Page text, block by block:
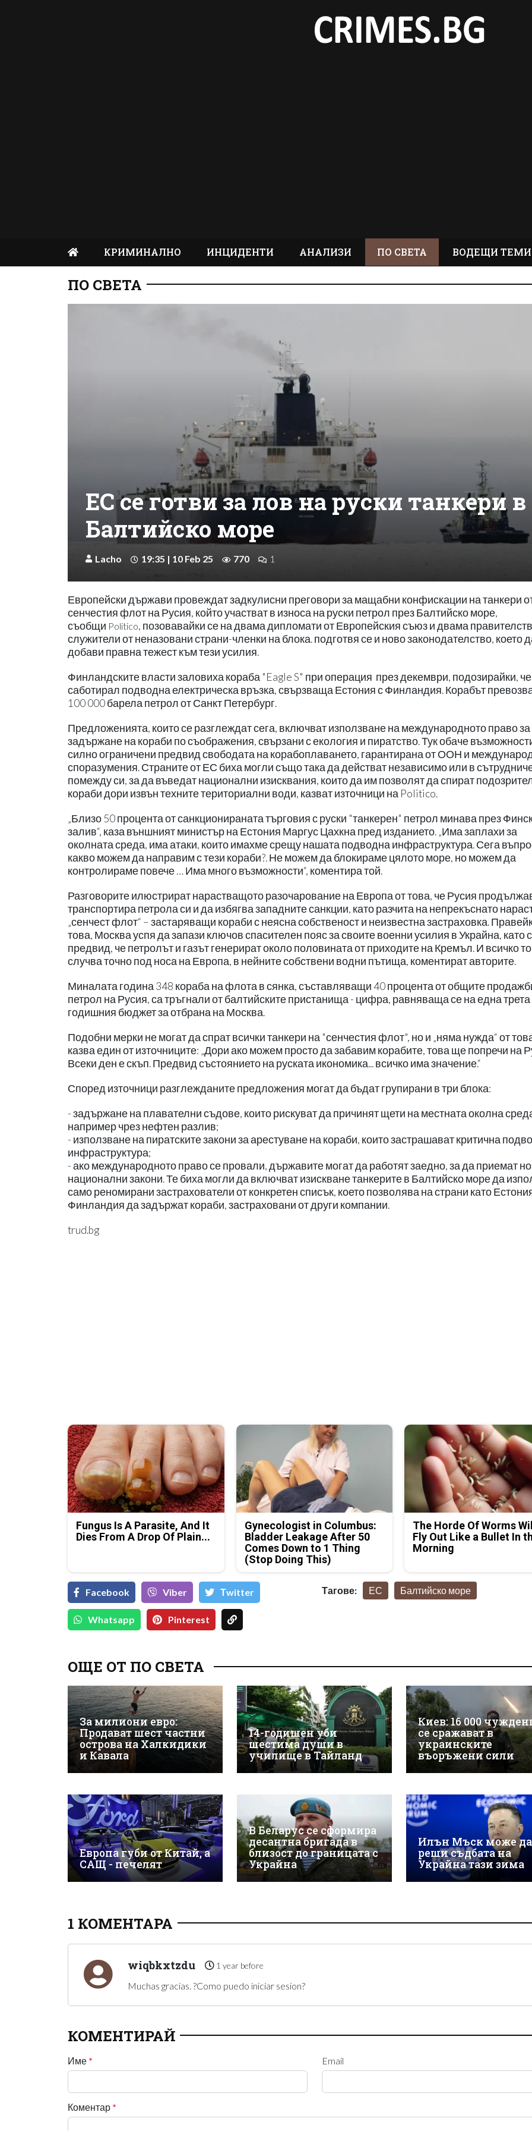
КРИМИНАЛНО ИНЦИДЕНТИ АНАЛИЗИ ПО СВЕТА ВОДЕЩИ ТЕМИ
ПО СВЕТА
ЕС се готви за лов на руски танкери в
Балтийско море
Lacho 19:35 | 10 Feb 25 770 1
Европейски държави провеждат задкулисни преговори за мащабни конфискации на танкери
сенчестия флот на Русия, който участват в износа на руски петрол през Балтийско море,
съобщи Politico, позовавайки се на двама дипломати от Европейския съюз и двама
служители от неназовани страни-членки на блока. подготвя се и ново законодателство, което
добави правна тежест към тези усилия.
Финландските власти заловиха кораба "Eagle S" при операция през декември, подозирайки,
саботирал подводна електрическа връзка, свързваща Естония с Финландия. Корабът
100 000 барела петрол от Санкт Петербург.
Предложенията, които се разглеждат сега, включват използване на международното право за
задържане на кораби по съображения, свързани с екология и пиратство. Тук обаче
силно ограничени предвид свободата на корабоплаването, гарантирана от ООН и
споразумения. Страните от ЕС биха могли също така да действат независимо или в
помежду си, за да въведат национални изисквания, които да им позволят да спират
кораби дори извън техните териториални води, казват източници на Politico.
„Близо 50 процента от санкционираната търговия с руски "танкерен" петрол минава през
залив“, каза външният министър на Естония Маргус Цахкна пред изданието. „Има заплахи за
околната среда, има атаки, които имахме срещу нашата подводна инфраструктура. Сега
какво можем да направим с тези кораби?. Не можем да блокираме цялото море, но можем да
контролираме повече … Има много възможности“, коментира той.
Разговорите илюстрират нарастващото разочарование на Европа от това, че Русия
транспортира петрола си и да избягва западните санкции, като разчита на непрекъснато
„сенчест флот“ – застаряващи кораби с неясна собственост и неизвестна застраховка.
това, Москва успя да запази ключов спасителен пояс за своите военни усилия в Украйна, като
предвид, че петролът и газът генерират около половината от приходите на Кремъл. И всичко
случва точно под носа на Европа, в нейните собствени водни пътища, коментират авторите.
Миналата година 348 кораба на флота в сянка, съставляващи 40 процента от общите
петрол на Русия, са тръгнали от балтийските пристанища - цифра, равняваща се на една трета
годишния бюджет за отбрана на Москва.
Подобни мерки не могат да спрат всички танкери на "сенчестия флот", но и „няма нужда“ от
казва един от източниците: „Дори ако можем просто да забавим корабите, това ще попречи на
Всеки ден е скъп. Предвид състоянието на руската икономика... всичко има значение.“
Според източници разглежданите предложения могат да бъдат групирани в три блока:
- задържане на плавателни съдове, които рискуват да причинят щети на местната околна
например чрез нефтен разлив;
- използване на пиратските закони за арестуване на кораби, които застрашават критична
инфраструктура;
- ако международното право се провали, държавите могат да работят заедно, за да приемат
национални закони. Те биха могли да включват изискване танкерите в Балтийско море да
само реномирани застрахователи от конкретен списък, което позволява на страни като
Финландия да задържат кораби, застраховани от други компании.
trud.bg
Fungus Is A Parasite, And It
Dies From A Drop Of Plain...
Gynecologist in Columbus:
Bladder Leakage After 50
Comes Down to 1 Thing
(Stop Doing This)
The Horde Of Worms
Fly Out Like a Bullet In
Morning
Facebook Viber Тwitter
Whatsapp Pinterest
Тагове: ЕС Балтийско море
ОЩЕ ОТ ПО СВЕТА
За милиони евро:
Продават шест частни
острова на Халкидики
и Кавала
14-годишен уби
шестима души в
училище в Тайланд
Киев: 16 000
се сражават в
украинските
въоръжени сили
Европа губи от Китай, а
САЩ - печелят
В Беларус се сформира
десантна бригада в
близост до границата с
Украйна
Илън Мъск може да
реши съдбата на
Украйна тази зима
1 КОМЕНТАРА
wiqbkxtzdu 1 year before
Muchas gracias. ?Como puedo iniciar sesion?
КОМЕНТИРАЙ
Име * Email
Коментар *